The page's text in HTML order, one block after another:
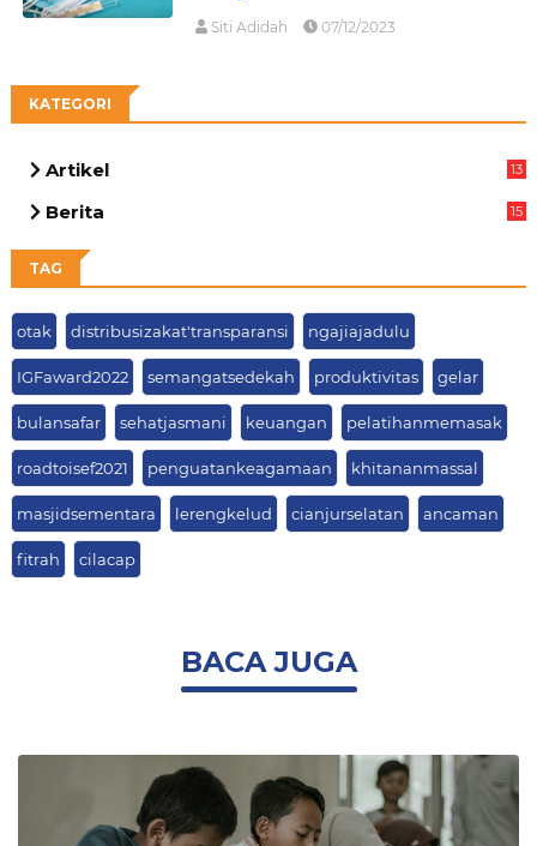
Siti Adidah 07/12/2023
KATEGORI
Artikel
13
Berita
15
TAG
otak distribusizakat'transparansi ngajiajadulu
IGFaward2022 semangatsedekah produktivitas gelar
bulansafar sehatjasmani keuangan pelatihanmemasak
roadtoisef2021 penguatankeagamaan khitananmassal
masjidsementara lerengkelud cianjurselatan ancaman
fitrah cilacap
BACA JUGA